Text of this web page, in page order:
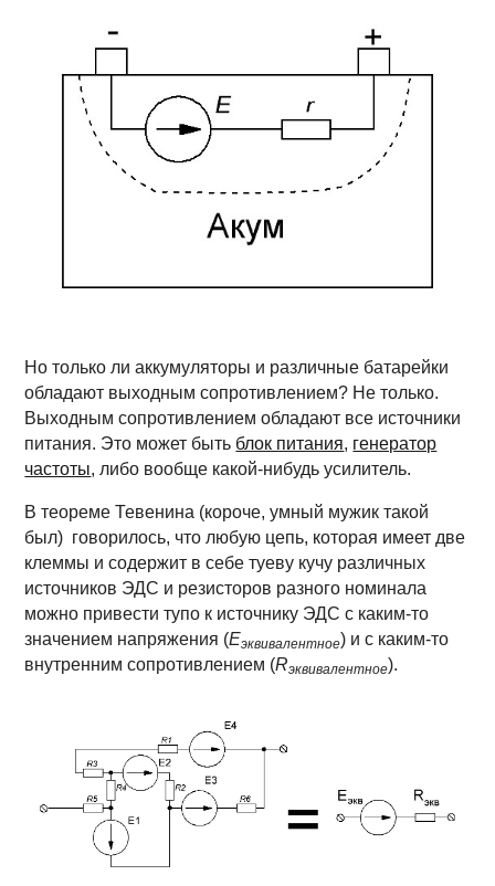
Но только ли аккумуляторы и различные батарейки
обладают выходным сопротивлением? Не только.
Выходным сопротивлением обладают все источники
питания. Это может быть блок питания, генератор
частоты, либо вообще какой-нибудь усилитель.
В теореме Тевенина (короче, умный мужик такой
был) говорилось, что любую цепь, которая имеет две
клеммы и содержит в себе туеву кучу различных
источников ЭДС и резисторов разного номинала
можно привести тупо к источнику ЭДС с каким-то
значением напряжения (Eэквивалентное) и с каким-то
внутренним сопротивлением (Rэквивалентное).